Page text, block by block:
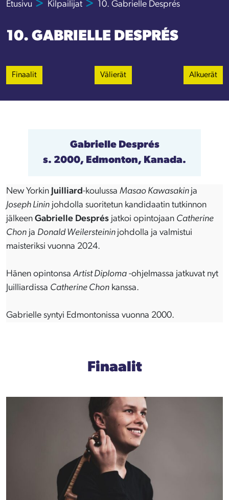
Etusivu Kilpailijat 10. Gabrielle Després
10. GABRIELLE DESPRÉS
Finaalit Välierät Alkuerät
Gabrielle Després
s. 2000, Edmonton, Kanada.
New Yorkin Juilliard-koulussa Masao Kawasakin ja
Joseph Linin johdolla suoritetun kandidaatin tutkinnon
jälkeen Gabrielle Després jatkoi opintojaan Catherine
Chon ja Donald Weilersteinin johdolla ja valmistui
maisteriksi vuonna 2024.
Hänen opintonsa Artist Diploma -ohjelmassa jatkuvat nyt
Juilliardissa Catherine Chon kanssa.
Gabrielle syntyi Edmontonissa vuonna 2000.
Finaalit